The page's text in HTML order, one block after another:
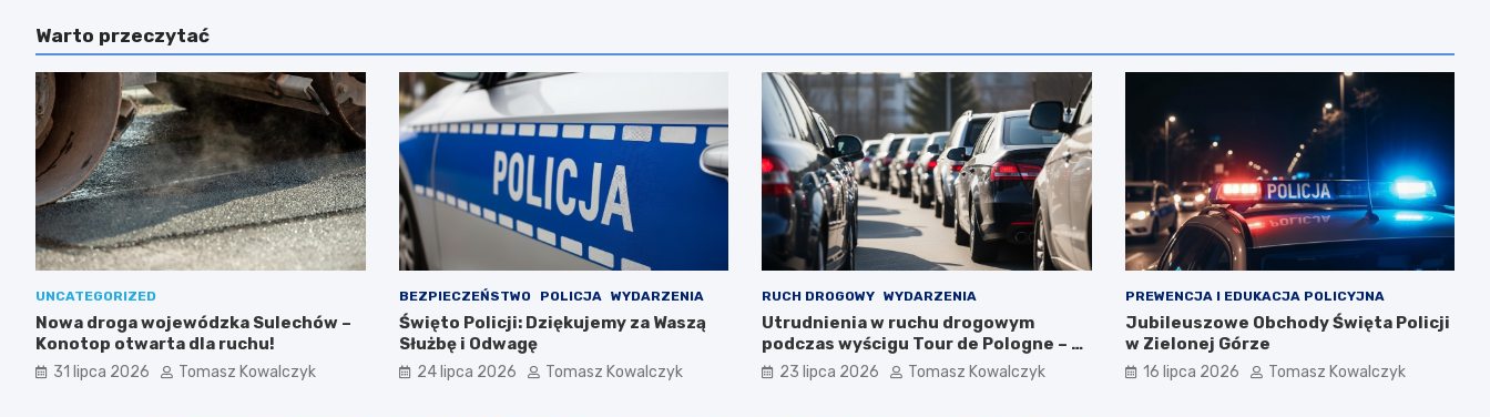
Warto przeczytać
UNCATEGORIZED
Nowa droga wojewódzka Sulechów –
Konotop otwarta dla ruchu!
31 lipca 2026 Tomasz Kowalczyk
BEZPIECZEŃSTWO POLICJA WYDARZENIA
Święto Policji: Dziękujemy za Waszą
Służbę i Odwagę
24 lipca 2026 Tomasz Kowalczyk
RUCH DROGOWY WYDARZENIA
Utrudnienia w ruchu drogowym
podczas wyścigu Tour de Pologne – 5
sierpnia 2026!
23 lipca 2026 Tomasz Kowalczyk
PREWENCJA I EDUKACJA POLICYJNA
Jubileuszowe Obchody Święta Policji
w Zielonej Górze
16 lipca 2026 Tomasz Kowalczyk